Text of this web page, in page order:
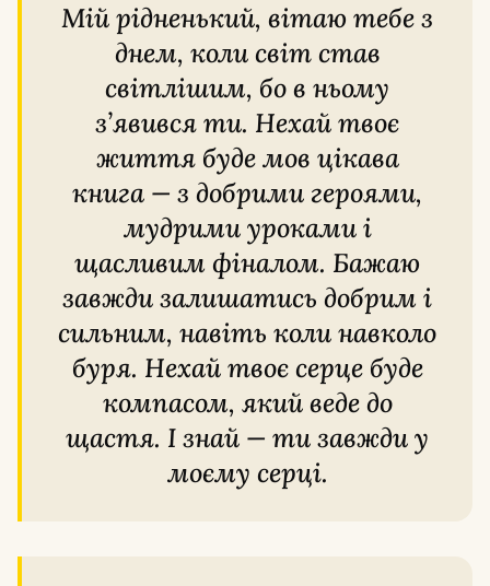
Мій рідненький, вітаю тебе з
днем, коли світ став
світлішим, бо в ньому
з’явився ти. Нехай твоє
життя буде мов цікава
книга — з добрими героями,
мудрими уроками і
щасливим фіналом. Бажаю
завжди залишатись добрим і
сильним, навіть коли навколо
буря. Нехай твоє серце буде
компасом, який веде до
щастя. І знай — ти завжди у
моєму серці.